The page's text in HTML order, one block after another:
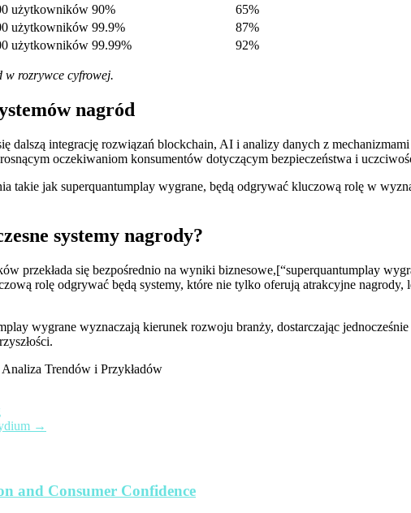
użytkowników 90%
65%
użytkowników 99.9%
87%
użytkowników 99.99% 92%
w rozrywce cyfrowej.
nagród
dalszą integrację rozwiązań blockchain, AI i analizy danych z
oczekiwaniom konsumentów dotyczącym bezpieczeństwa i
takie jak superquantumplay wygrane, będą odgrywać kluczową rolę w
systemy nagrody?
przekłada się bezpośrednio na wyniki biznesowe,[“superquantumplay
rolę odgrywać będą systemy, które nie tylko oferują atrakcyjne
wygrane wyznaczają kierunek rozwoju branży, dostarczając
Trendów i Przykładów
→
and Consumer Confidence